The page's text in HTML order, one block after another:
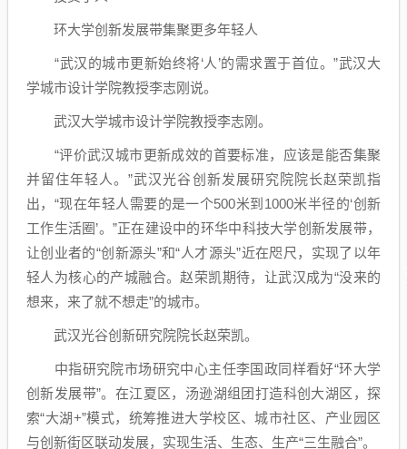
环大学创新发展带集聚更多年轻人
“武汉的城市更新始终将‘人’的需求置于首位。”武汉大
学城市设计学院教授李志刚说。
武汉大学城市设计学院教授李志刚。
“评价武汉城市更新成效的首要标准，应该是能否集聚
并留住年轻人。”武汉光谷创新发展研究院院长赵荣凯指
出，“现在年轻人需要的是一个500米到1000米半径的‘创新
工作生活圈’。”正在建设中的环华中科技大学创新发展带，
让创业者的“创新源头”和“人才源头”近在咫尺，实现了以年
轻人为核心的产城融合。赵荣凯期待，让武汉成为“没来的
想来，来了就不想走”的城市。
武汉光谷创新研究院院长赵荣凯。
中指研究院市场研究中心主任李国政同样看好“环大学
创新发展带”。在江夏区，汤逊湖组团打造科创大湖区，探
索“大湖+”模式，统筹推进大学校区、城市社区、产业园区
与创新街区联动发展，实现生活、生态、生产“三生融合”。